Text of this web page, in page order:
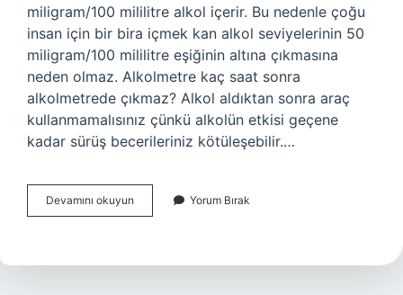
miligram/100 mililitre alkol içerir. Bu nedenle çoğu
insan için bir bira içmek kan alkol seviyelerinin 50
miligram/100 mililitre eşiğinin altına çıkmasına
neden olmaz. Alkolmetre kaç saat sonra
alkolmetrede çıkmaz? Alkol aldıktan sonra araç
kullanmamalısınız çünkü alkolün etkisi geçene
kadar sürüş becerileriniz kötüleşebilir.…
Devamını okuyun
Metre
Kaç
Yorum Bırak